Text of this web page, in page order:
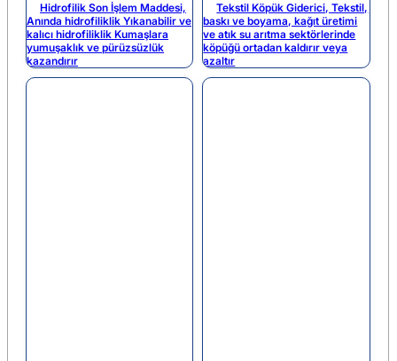
Hidrofilik Son İşlem Maddesi,
Anında hidrofiliklik Yıkanabilir ve
kalıcı hidrofiliklik Kumaşlara
yumuşaklık ve pürüzsüzlük
kazandırır
Tekstil Köpük Giderici, Tekstil,
baskı ve boyama, kağıt üretimi
ve atık su arıtma sektörlerinde
köpüğü ortadan kaldırır veya
azaltır